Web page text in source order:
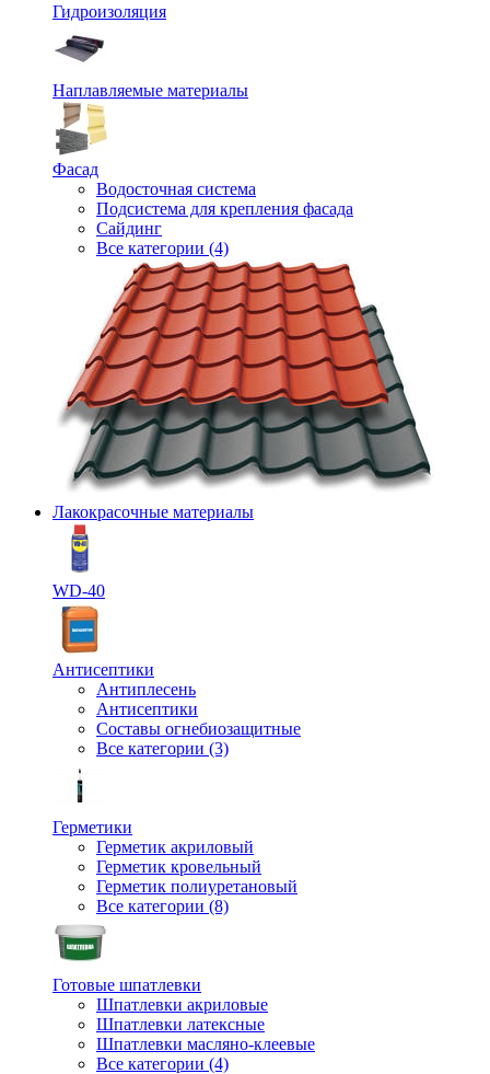
Гидроизоляция
Наплавляемые материалы
Фасад
Водосточная система
Подсистема для крепления фасада
Сайдинг
Все категории (4)
Лакокрасочные материалы
WD-40
Антисептики
Антиплесень
Антисептики
Составы огнебиозащитные
Все категории (3)
Герметики
Герметик акриловый
Герметик кровельный
Герметик полиуретановый
Все категории (8)
Готовые шпатлевки
Шпатлевки акриловые
Шпатлевки латексные
Шпатлевки масляно-клеевые
Все категории (4)